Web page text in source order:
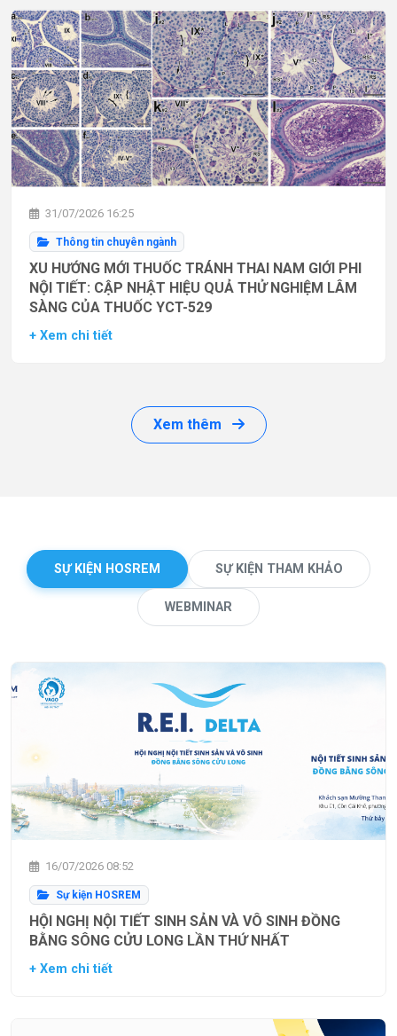
31/07/2026 16:25
Thông tin chuyên ngành
XU HƯỚNG MỚI THUỐC TRÁNH THAI NAM GIỚI PHI
NỘI TIẾT: CẬP NHẬT HIỆU QUẢ THỬ NGHIỆM LÂM
SÀNG CỦA THUỐC YCT-529
+ Xem chi tiết
Xem thêm
SỰ KIỆN HOSREM SỰ KIỆN THAM KHẢO
WEBMINAR
16/07/2026 08:52
Sự kiện HOSREM
HỘI NGHỊ NỘI TIẾT SINH SẢN VÀ VÔ SINH ĐỒNG
BẰNG SÔNG CỬU LONG LẦN THỨ NHẤT
+ Xem chi tiết